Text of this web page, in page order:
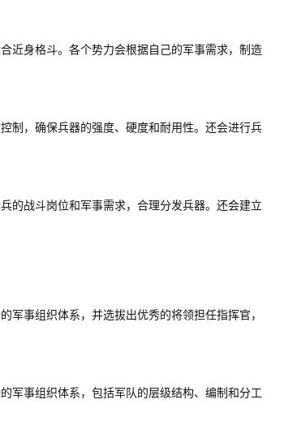
近身格斗。各个势力会根据自己的军事需求，制造
制，确保兵器的强度、硬度和耐用性。还会进行兵
的战斗岗位和军事需求，合理分发兵器。还会建立
事组织体系，并选拔出优秀的将领担任指挥官，
军事组织体系，包括军队的层级结构、编制和分工